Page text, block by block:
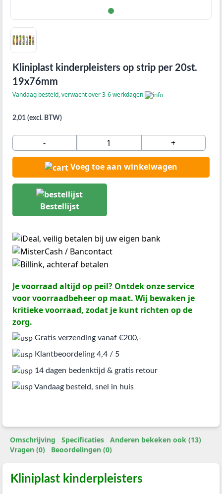
Kliniplast kinderpleisters op strip per 20st.
19x76mm
Vandaag besteld, verwacht over 3-6 werkdagen
2,01 (excl. BTW)
- +
Voeg toe aan winkelwagen
Bestellijst
Je voorraad altijd op peil? Ontdek onze service
voor voorraadbeheer op maat. Wij bewaken je
kritieke voorraad, zodat je kunt richten op de
zorg.
Gratis verzending vanaf €200,-
Klantbeoordeling 4,4 / 5
14 dagen bedenktijd & gratis retour
Vandaag besteld, snel in huis
Omschrijving Specificaties
Anderen bekeken ook (13)
Vragen (0)
Beoordelingen (0)
Kliniplast kinderpleisters